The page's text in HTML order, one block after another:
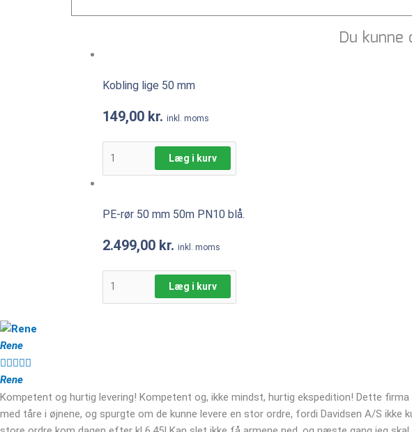
Du
Kobling lige 50 mm
149,00 kr. inkl. moms
Læg i kurv
PE-rør 50 mm 50m PN10 blå.
2.499,00 kr. inkl. moms
Læg i kurv
Rene

Rene
Kompetent og hurtig levering! Kompetent og, ikke mindst, hurtig ekspedition! Dette
med tåre i øjnene, og spurgte om de kunne levere en stor ordre, fordi Davidsen A/S ikke